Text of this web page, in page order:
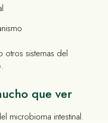
otros sistemas del
.
que ver
microbioma intestinal.